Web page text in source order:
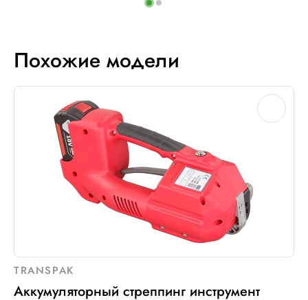
Похожие модели
TRANSPAK
Аккумуляторный стреппинг инструмент